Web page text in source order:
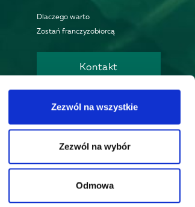
Zezwól na wszystkie
Zezwól na wybór
Odmowa
Dlaczego warto
Zostań franczyzobiorcą
Kontakt
Znajdź placówkę
Otwórz biznes